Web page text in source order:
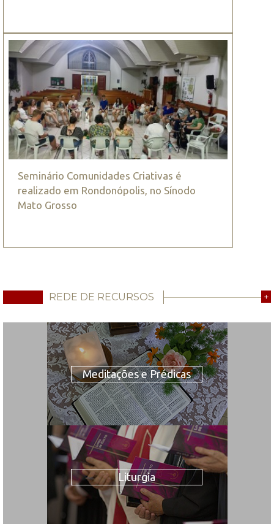
Seminário Comunidades Criativas é
realizado em Rondonópolis, no Sínodo
Mato Grosso
REDE DE RECURSOS +
Meditações e Prédicas
Liturgia